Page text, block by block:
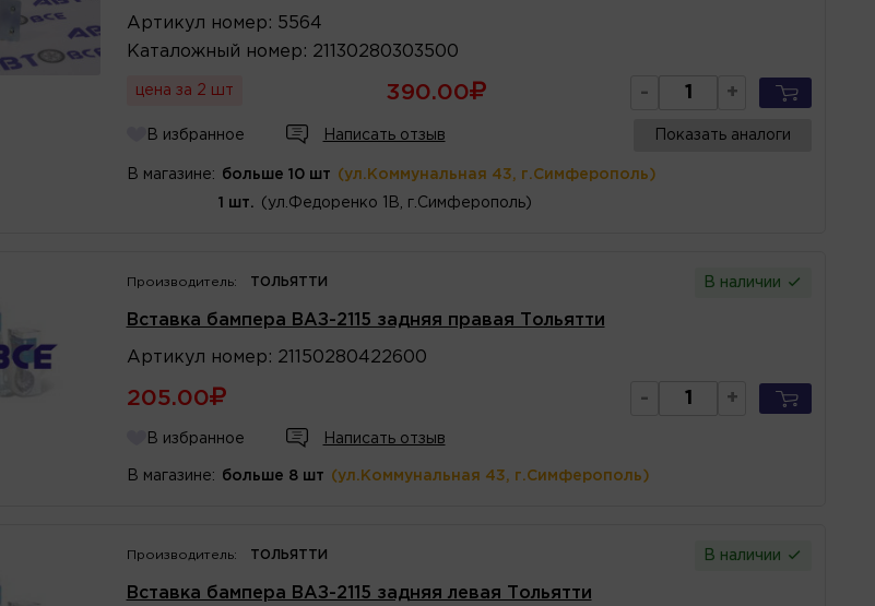
Артикул номер : 5564
Каталожный номер : 21130280303500
цена за 2 шт 390.00 - +
В избранное Написать отзыв Показать аналоги
В магазине: больше 10 шт (ул.Коммунальная 43, г.Симферополь)
1 шт. (ул.Федоренко 1В, г.Симферополь)
Производитель: ТОЛЬЯТТИ В наличии
Вставка бампера ВАЗ-2115 задняя правая Тольятти
Артикул номер : 21150280422600
205.00 - +
В избранное Написать отзыв
В магазине: больше 8 шт (ул.Коммунальная 43, г.Симферополь)
Производитель: ТОЛЬЯТТИ В наличии
Вставка бампера ВАЗ-2115 задняя левая Тольятти